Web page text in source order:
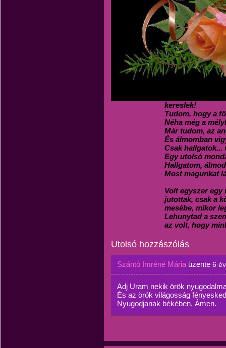
kereslek!
Tudom, hogy a
Néha még a
Már tudom, az
És álmomban
Csak hallgatok...
Egy utolsó
Hallgatom,
Most magunkat
Volt egyszer egy
jutottak, csak a
mesébe, mikor
Lehunytad a
az volt, hogy
Utolsó hozzászólás
Szántó Imréné Mária üzente 6
Adj Uram nekik örök
És az örök világosság
Nyugodjanak békében. Ámen.